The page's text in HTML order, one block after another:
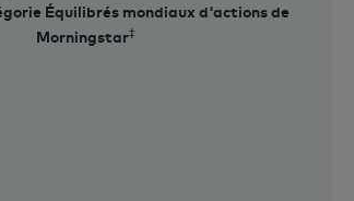
Équilibrés mondiaux d'actions de
Morningstar